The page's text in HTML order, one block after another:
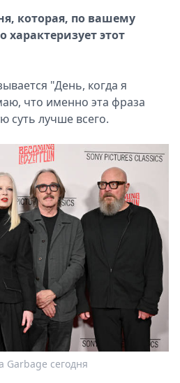
которая, по вашему
этот
"День, когда я
что именно эта фраза
суть лучше всего.
сегодня